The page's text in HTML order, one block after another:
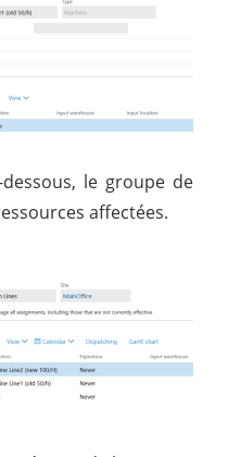
le groupe de
affectées.